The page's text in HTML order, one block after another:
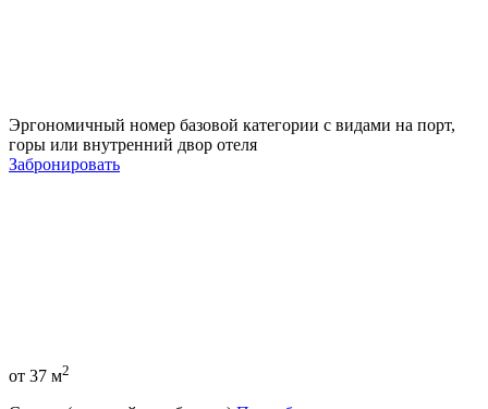
Эргономичный номер базовой категории с видами на порт,
горы или внутренний двор отеля
Забронировать
от 37 м2